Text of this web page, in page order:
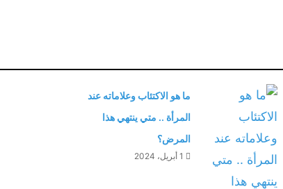
ما هو الاكتئاب وعلاماته عند
المرأة .. متي ينتهي هذا
المرض؟
1 أبريل، 2024